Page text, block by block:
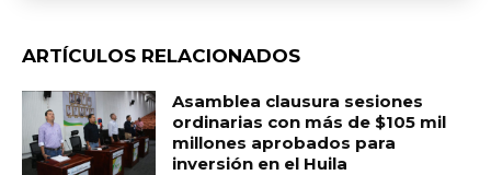
ARTÍCULOS RELACIONADOS
Asamblea clausura sesiones
ordinarias con más de $105 mil
millones aprobados para
inversión en el Huila